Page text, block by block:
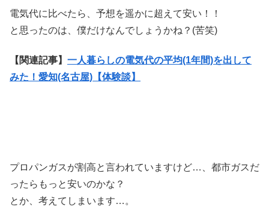
電気代に比べたら、予想を遥かに超えて安い！！
と思ったのは、僕だけなんでしょうかね？(苦笑)
【関連記事】 一人暮らしの電気代の平均(1年間)を出して
みた！愛知(名古屋)【体験談】
プロパンガスが割高と言われていますけど…、都市ガスだ
ったらもっと安いのかな？
とか、考えてしまいます…。